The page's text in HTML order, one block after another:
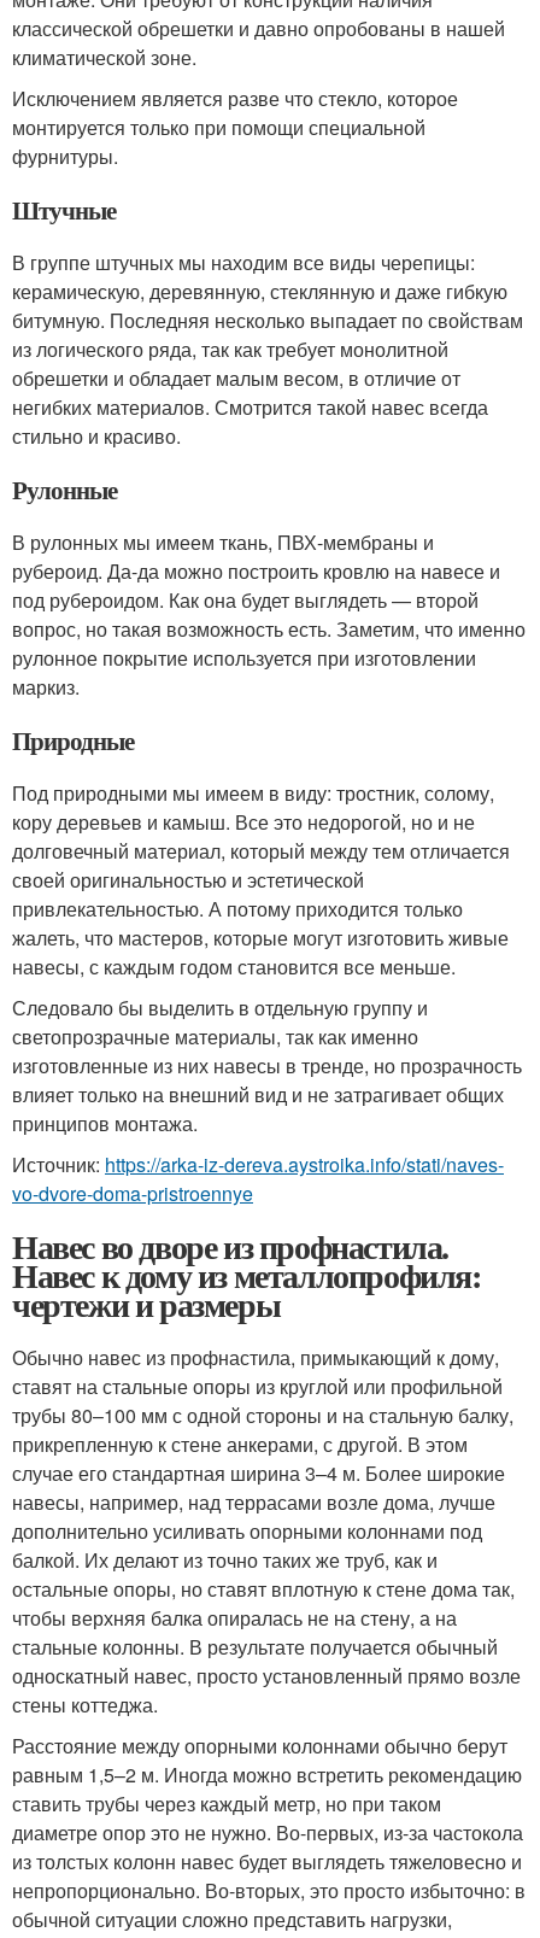
классической обрешетки и давно опробованы в нашей
климатической зоне.
Исключением является разве что стекло, которое
монтируется только при помощи специальной
фурнитуры.
Штучные
В группе штучных мы находим все виды черепицы:
керамическую, деревянную, стеклянную и даже гибкую
битумную. Последняя несколько выпадает по свойствам
из логического ряда, так как требует монолитной
обрешетки и обладает малым весом, в отличие от
негибких материалов. Смотрится такой навес всегда
стильно и красиво.
Рулонные
В рулонных мы имеем ткань, ПВХ-мембраны и
рубероид. Да-да можно построить кровлю на навесе и
под рубероидом. Как она будет выглядеть — второй
вопрос, но такая возможность есть. Заметим, что именно
рулонное покрытие используется при изготовлении
маркиз.
Природные
Под природными мы имеем в виду: тростник, солому,
кору деревьев и камыш. Все это недорогой, но и не
долговечный материал, который между тем отличается
своей оригинальностью и эстетической
привлекательностью. А потому приходится только
жалеть, что мастеров, которые могут изготовить живые
навесы, с каждым годом становится все меньше.
Следовало бы выделить в отдельную группу и
светопрозрачные материалы, так как именно
изготовленные из них навесы в тренде, но прозрачность
влияет только на внешний вид и не затрагивает общих
принципов монтажа.
Источник: https://arka-iz-dereva.aystroika.info/stati/naves-
vo-dvore-doma-pristroennye
Навес во дворе из профнастила.
Навес к дому из металлопрофиля:
чертежи и размеры
Обычно навес из профнастила, примыкающий к дому,
ставят на стальные опоры из круглой или профильной
трубы 80–100 мм с одной стороны и на стальную балку,
прикрепленную к стене анкерами, с другой. В этом
случае его стандартная ширина 3–4 м. Более широкие
навесы, например, над террасами возле дома, лучше
дополнительно усиливать опорными колоннами под
балкой. Их делают из точно таких же труб, как и
остальные опоры, но ставят вплотную к стене дома так,
чтобы верхняя балка опиралась не на стену, а на
стальные колонны. В результате получается обычный
односкатный навес, просто установленный прямо возле
стены коттеджа.
Расстояние между опорными колоннами обычно берут
равным 1,5–2 м. Иногда можно встретить рекомендацию
ставить трубы через каждый метр, но при таком
диаметре опор это не нужно. Во-первых, из-за частокола
из толстых колонн навес будет выглядеть тяжеловесно и
непропорционально. Во-вторых, это просто избыточно: в
обычной ситуации сложно представить нагрузки,